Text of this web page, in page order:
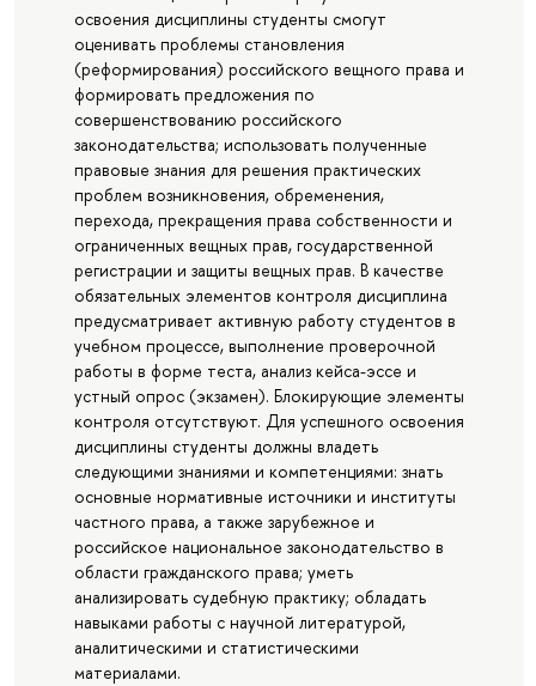
освоения дисциплины студенты смогут
оценивать проблемы становления
(реформирования) российского вещного права и
формировать предложения по
совершенствованию российского
законодательства; использовать полученные
правовые знания для решения практических
проблем возникновения, обременения,
перехода, прекращения права собственности и
ограниченных вещных прав, государственной
регистрации и защиты вещных прав. В качестве
обязательных элементов контроля дисциплина
предусматривает активную работу студентов в
учебном процессе, выполнение проверочной
работы в форме теста, анализ кейса-эссе и
устный опрос (экзамен). Блокирующие элементы
контроля отсутствуют. Для успешного освоения
дисциплины студенты должны владеть
следующими знаниями и компетенциями: знать
основные нормативные источники и институты
частного права, а также зарубежное и
российское национальное законодательство в
области гражданского права; уметь
анализировать судебную практику; обладать
навыками работы с научной литературой,
аналитическими и статистическими
материалами.